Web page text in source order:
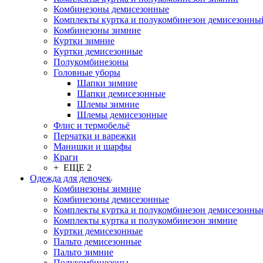
Комбинезоны демисезонные
Комплекты куртка и полукомбинезон
Комбинезоны зимние
Куртки зимние
Куртки демисезонные
Полукомбинезоны
Головные уборы
Шапки зимние
Шапки демисезонные
Шлемы зимние
Шлемы демисезонные
Флис и термобельё
Перчатки и варежки
Манишки и шарфы
Краги
+ ЕЩЕ 2
Одежда для девочек
Комбинезоны зимние
Комбинезоны демисезонные
Комплекты куртка и полукомбинезон
Комплекты куртка и полукомбинезон зимние
Куртки демисезонные
Пальто демисезонные
Пальто зимние